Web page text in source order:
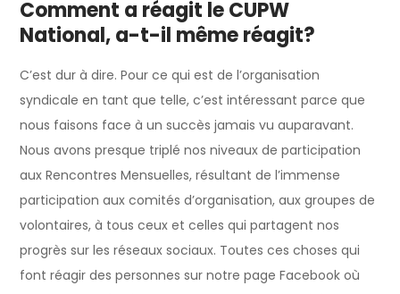
Comment a réagit le CUPW
National, a-t-il même réagit?
C’est dur à dire. Pour ce qui est de l’organisation
syndicale en tant que telle, c’est intéressant parce que
nous faisons face à un succès jamais vu auparavant.
Nous avons presque triplé nos niveaux de participation
aux Rencontres Mensuelles, résultant de l’immense
participation aux comités d’organisation, aux groupes de
volontaires, à tous ceux et celles qui partagent nos
progrès sur les réseaux sociaux. Toutes ces choses qui
font réagir des personnes sur notre page Facebook où